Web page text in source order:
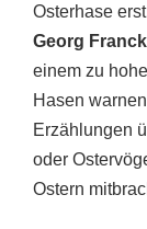
Osterhase
Georg
einem zu
Hasen
Erzählungen
oder
Ostern